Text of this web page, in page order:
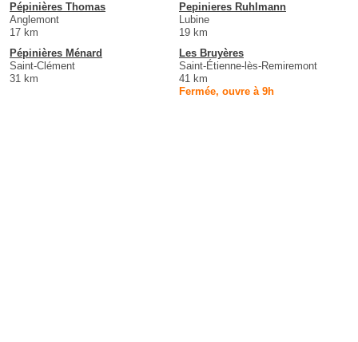
Pépinières Thomas
Anglemont
17 km
Pepinieres Ruhlmann
Lubine
19 km
Pépinières Ménard
Saint-Clément
31 km
Les Bruyères
Saint-Étienne-lès-Remiremont
41 km
Fermée, ouvre à 9h